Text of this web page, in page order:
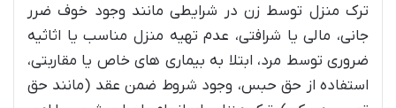
ترک منزل توسط زن در شرایطی مانند وجود خوف ضرر
جانی، مالی یا شرافتی، عدم تهیه منزل مناسب یا اثاثیه
ضروری توسط مرد، ابتلا به بیماری های خاص یا مقاربتی،
استفاده از حق حبس، وجود شروط ضمن عقد (مانند حق